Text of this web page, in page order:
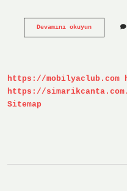
Devamını okuyunYüksek
https://mobilyaclub.com
https://
Sitemap